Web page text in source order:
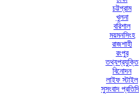
চট্টগ্রাম
খুলনা
বরিশাল
ময়মনসিংহ
রাজশাহী
রংপুর
তথ্যপ্রযুক্তি
বিনোদন
লাইফ স্টাইল
সুসংবাদ